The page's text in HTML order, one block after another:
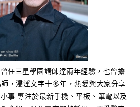
任三星學園講師達兩年經驗，也曾擔
，浸淫文字十多年，熱愛與大家分享
事 專注於最新手機、平板、筆電以及